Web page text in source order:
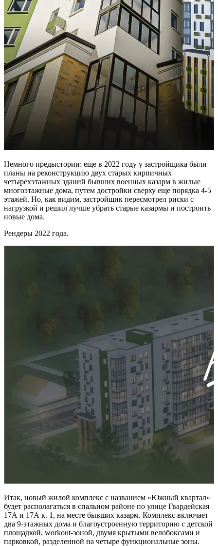
Немного предыстории: еще в 2022 году у застройщика были
планы на реконструкцию двух старых кирпичных
четырехэтажных зданий бывших военных казарм в жилые
многоэтажные дома, путем достройки сверху еще порядка 4-5
этажей. Но, как видим, застройщик пересмотрел риски с
нагрузкой и решил лучше убрать старые казармы и построить
новые дома.
Рендеры 2022 года.
Итак, новый жилой комплекс с названием «Южный квартал»
будет располагаться в спальном районе по улице Гвардейская
17А и 17А к. 1, на месте бывших казарм. Комплекс включает
два 9-этажных дома и благоустроенную территорию с детской
площадкой, workout-зоной, двумя крытыми велобоксами и
парковкой, разделенной на четыре функциональные зоны.